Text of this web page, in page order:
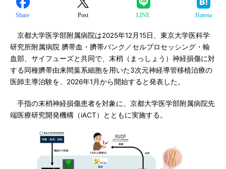
Share Post LINE Hatena
京都大学医学部附属病院は2025年12月15日、東京大学医科学
研究所附属病院 臍帯血・臍帯バンク／セルプロセッシング・輸
血部、サイフューズと共同で、末梢（まっしょう）神経損傷に対
する同種臍帯由来間葉系細胞を用いた3次元神経導管移植治療の
医師主導治験を、2026年1月から開始すると発表した。
手指の末梢神経損傷患者を対象に、京都大学医学部附属病院先
端医療研究開発機構（iACT）とともに実施する。